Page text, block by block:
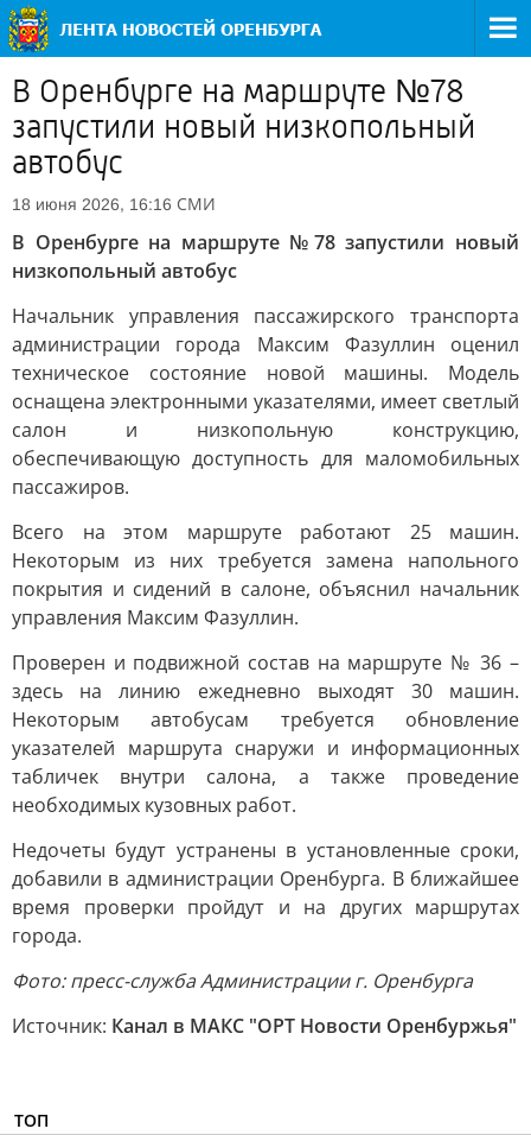
В Оренбурге на маршруте №78
запустили новый низкопольный
автобус
18 июня 2026, 16:16 СМИ
В Оренбурге на маршруте №78 запустили новый
низкопольный автобус
Начальник управления пассажирского транспорта
администрации города Максим Фазуллин оценил
техническое состояние новой машины. Модель
оснащена электронными указателями, имеет светлый
салон и низкопольную конструкцию,
обеспечивающую доступность для маломобильных
пассажиров.
Всего на этом маршруте работают 25 машин.
Некоторым из них требуется замена напольного
покрытия и сидений в салоне, объяснил начальник
управления Максим Фазуллин.
Проверен и подвижной состав на маршруте № 36 –
здесь на линию ежедневно выходят 30 машин.
Некоторым автобусам требуется обновление
указателей маршрута снаружи и информационных
табличек внутри салона, а также проведение
необходимых кузовных работ.
Недочеты будут устранены в установленные сроки,
добавили в администрации Оренбурга. В ближайшее
время проверки пройдут и на других маршрутах
города.
Фото: пресс-служба Администрации г. Оренбурга
Источник: Канал в МАКС "ОРТ Новости Оренбуржья"
ТОП